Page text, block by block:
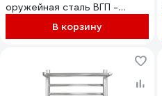
оружейная сталь ВГП -
сенсор НФ-00000197
В корзину